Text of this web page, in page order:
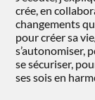
crée, en
changements
pour créer sa
s’autonomiser,
se sécuriser,
ses sois en